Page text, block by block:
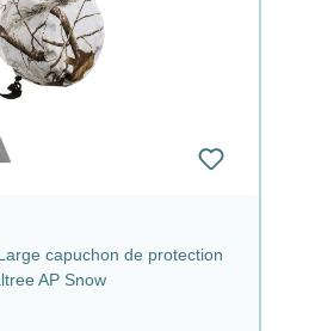
capuchon de protection
AP Snow